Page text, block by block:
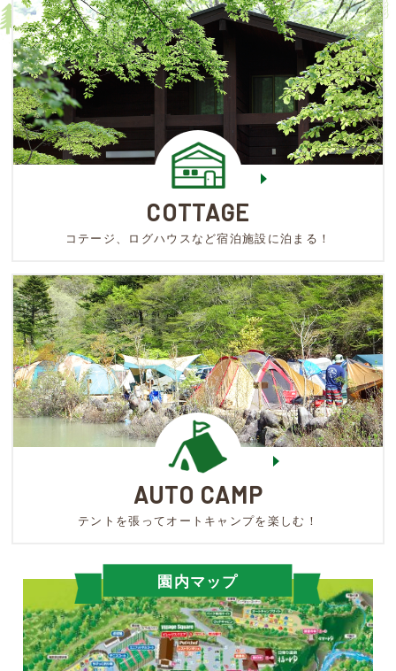
COTTAGE
コテージ、ログハウスなど宿泊施設に泊まる！
AUTO CAMP
テントを張ってオートキャンプを楽しむ！
園内マップ